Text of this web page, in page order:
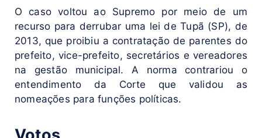
O caso voltou ao Supremo por meio de um
recurso para derrubar uma lei de Tupã (SP), de
2013, que proibiu a contratação de parentes do
prefeito, vice-prefeito, secretários e vereadores
na gestão municipal. A norma contrariou o
entendimento da Corte que validou as
nomeações para funções políticas.